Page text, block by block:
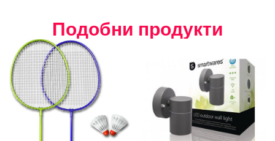
Подобни продукти